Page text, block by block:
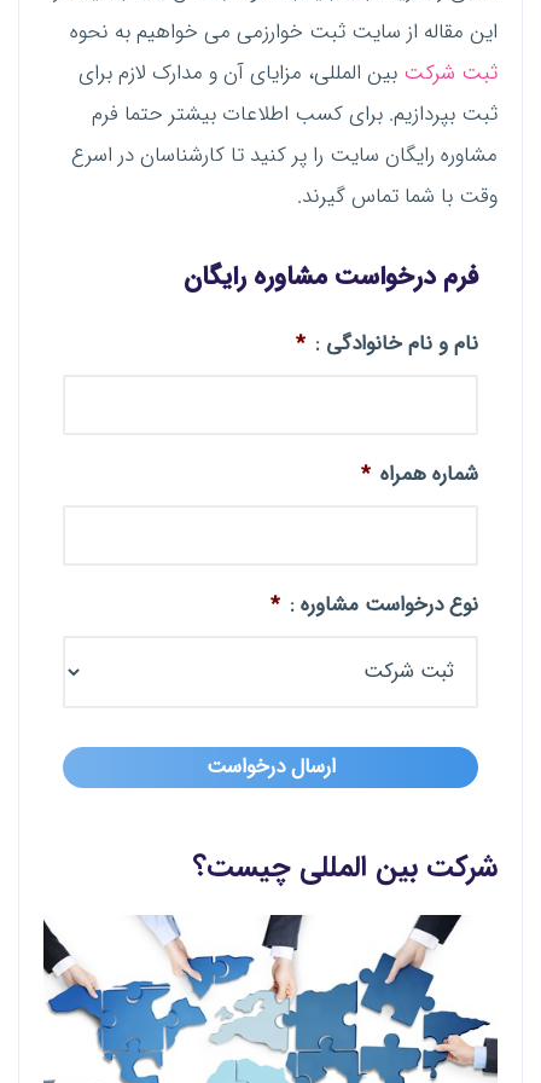
این مقاله از سایت ثبت خوارزمی می خواهیم به نحوه
ثبت شرکت بین المللی، مزایای آن و مدارک لازم برای
ثبت بپردازیم. برای کسب اطلاعات بیشتر حتما فرم
مشاوره رایگان سایت را پر کنید تا کارشناسان در اسرع
وقت با شما تماس گیرند.
فرم درخواست مشاوره رایگان
نام و نام خانوادگی : *
شماره همراه *
نوع درخواست مشاوره : *
شرکت بین المللی چیست؟